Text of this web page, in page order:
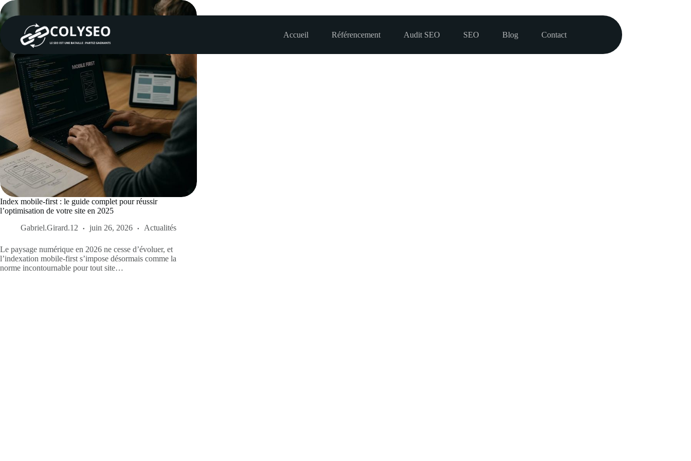
Passer
au
contenu
Accueil
Référencement Audit SEO SEO Blog Contact
Index mobile-first : le guide complet pour réussir
l’optimisation de votre site en 2025
Gabriel.Girard.12
juin 26, 2026 Actualités
Le paysage numérique en 2026 ne cesse d’évoluer, et
l’indexation mobile-first s’impose désormais comme la
norme incontournable pour tout site…